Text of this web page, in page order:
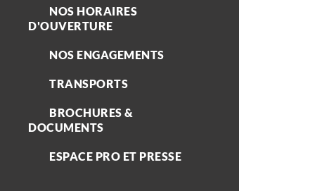
NOS HORAIRES
D'OUVERTURE
NOS ENGAGEMENTS
TRANSPORTS
BROCHURES &
DOCUMENTS
ESPACE PRO ET PRESSE